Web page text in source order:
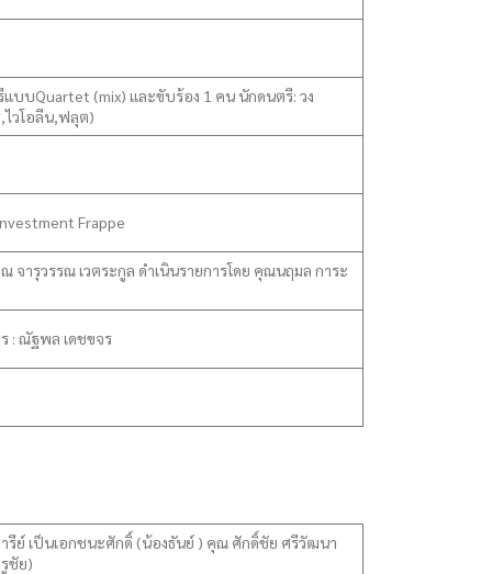
แบบQuartet (mix) และขับร้อง 1 คน นักดนตรี: วง
ไวโอลีน,ฟลุต)
Frappe
จารุวรรณ เวตระกูล ดำเนินรายการโดย คุณนฤมล การะ
: ณัฐพล เดชขจร
ย์ เป็นเอกชนะศักดิ์ (น้องธันย์ ) คุณ ศักดิ์ชัย ศรีวัฒนา
ชัย)